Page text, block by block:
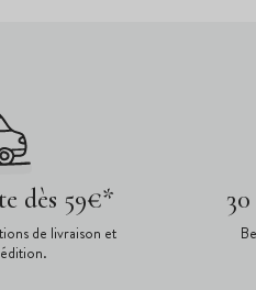
dès 59€*
de livraison et